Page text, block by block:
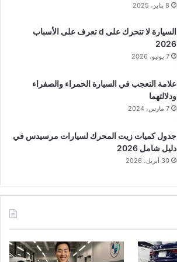
8 يناير، 2025
السيارة لا تتحرك على d تعرف على الأسباب
2026
7 يونيو، 2026
علامة التعجب في السيارة الحمراء والصفراء
ودلالتهما
7 مارس، 2024
جدول كميات زيت المحرك لسيارات مرسيدس في
دليل شامل 2026
30 أبريل، 2026